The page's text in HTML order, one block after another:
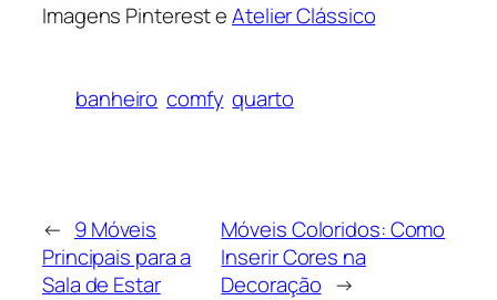
Imagens Pinterest eAtelier Clássico
banheiro comfy quarto
← 9 Móveis
Principais para a
Sala de Estar
Móveis Coloridos: Como
Inserir Cores na
Decoração →